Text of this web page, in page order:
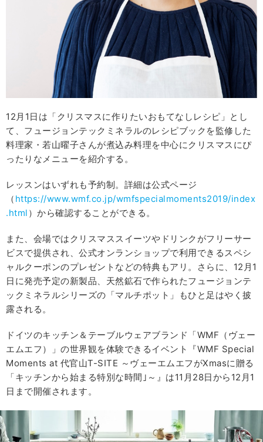
12月1日は「クリスマスに作りたいおもてなしレシピ」とし
て、フュージョンテックミネラルのレシピブックを監修した
料理家・若山曜子さんが煮込み料理を中心にクリスマスにぴ
ったりなメニューを紹介する。
レッスンはいずれも予約制。詳細は公式ページ
（ https://www.wmf.co.jp/wmfspecialmoments2019/index
.html ）から確認することができる。
また、会場ではクリスマススイーツやドリンクがフリーサー
ビスで提供され、公式オンランショップで利用できるスペシ
ャルクーポンのプレゼントなどの特典もアリ。さらに、12月1
日に発売予定の新製品、天然鉱石で作られたフュージョンテ
ックミネラルシリーズの「マルチポット」もひと足はやく披
露される。
ドイツのキッチン＆テーブルウェアブランド「WMF（ヴェー
エムエフ）」の世界観を体験できるイベント『WMF Special
Moments at 代官山T-SITE ～ヴェーエムエフがXmasに贈る
「キッチンから始まる特別な時間｣～』は11月28日から12月1
日まで開催されます。